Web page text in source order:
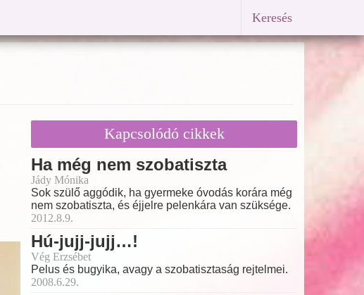
Keresés
Kapcsolódó cikkek
Ha még nem szobatiszta
Jády Mónika
Sok szülő aggódik, ha gyermeke óvodás korára még
nem szobatiszta, és éjjelre pelenkára van szüksége.
2012.8.9.
Hú-jujj-jujj…!
Vég Erzsébet
Pelus és bugyika, avagy a szobatisztaság rejtelmei.
2008.6.29.